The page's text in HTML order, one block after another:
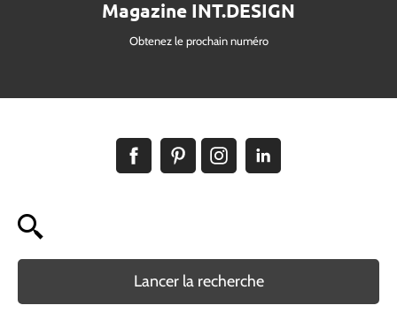
Magazine INT.DESIGN
Obtenez le prochain numéro
Lancer la recherche